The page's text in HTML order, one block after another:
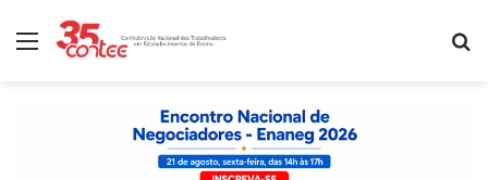
Menu